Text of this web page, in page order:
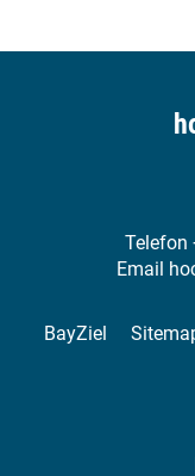
25.02.2027
Experten des
Telefon
Email
BayZiel